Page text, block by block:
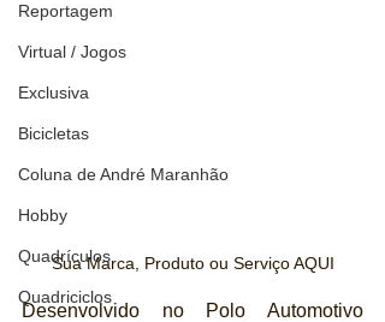
Reportagem
Virtual / Jogos
Exclusiva
Bicicletas
Coluna de André Maranhão
Hobby
Quadrículos
Quadriciclos
Sua Marca, Produto ou Serviço AQUI
Desenvolvido no Polo Automotivo